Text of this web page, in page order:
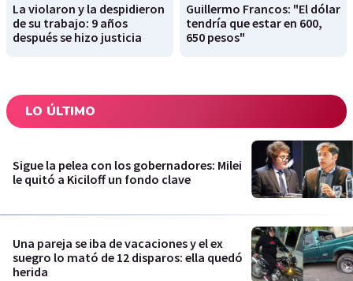
La violaron y la despidieron
de su trabajo: 9 años
después se hizo justicia
Guillermo Francos: "El dólar
tendría que estar en 600,
650 pesos"
LO ÚLTIMO
Sigue la pelea con los gobernadores: Milei
le quitó a Kiciloff un fondo clave
Una pareja se iba de vacaciones y el ex
suegro lo mató de 12 disparos: ella quedó
herida